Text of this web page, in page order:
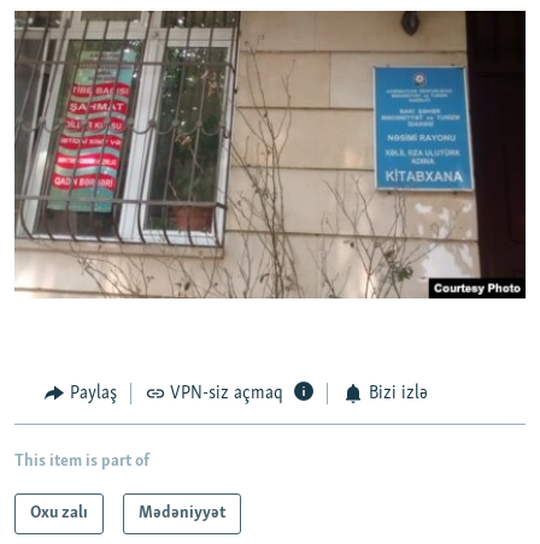
Paylaş VPN-siz açmaq Bizi izlə
This item is part of
Oxu zalı Mədəniyyət